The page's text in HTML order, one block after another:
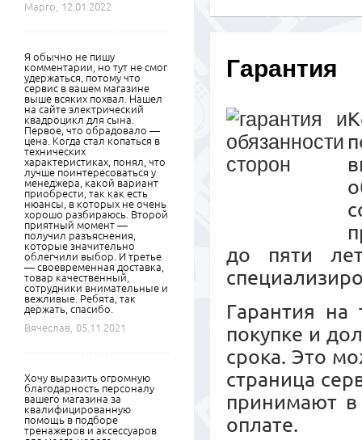
Гарантия
до пяти
Гарантия на
покупке и
срока. Это
страница
принимают в
оплате.
Марго, 12.01.2022
Я обычно не пишу
комментарии, но тут не смог
удержаться, потому что
сервис в вашем магазине
выше всяких похвал. Нашел
на сайте электрический
квадроцикл для сына.
Первое, что обрадовало —
цена. Когда стал копаться в
технических
характеристиках, понял, что
лучше поинтересоваться у
менеджера, какой вариант
приобрести, так как есть
нюансы, в которых не очень
хорошо разбираюсь. Второй
приятный момент —
получил разъяснения,
которые значительно
облегчили выбор. И третье
— своевременная доставка,
товар качественный,
сотрудники внимательные и
вежливые. Ребята, так
держать, спасибо.
Вячеслав, 05.11.2021
Хочу выразить огромную
благодарность персоналу
вашего магазина за
квалифицированную
помощь в подборе
тренажеров и аксессуаров